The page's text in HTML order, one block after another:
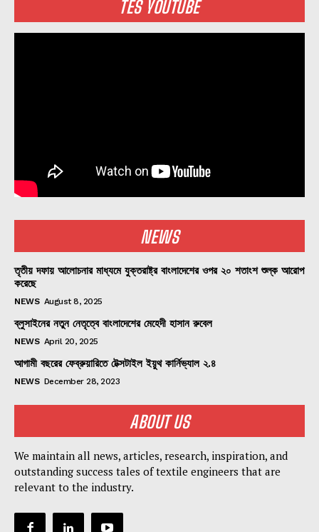
TES YOUTUBE
NEWS
তৃতীয় দফায় আলোচনার মাধ্যমে যুক্তরাষ্ট্র বাংলাদেশের ওপর ২০ শতাংশ শুল্ক আরোপ
করেছে
NEWS August 8, 2025
ব্লুসাইনের নতুন নেতৃত্বে বাংলাদেশের মেহেদী হাসান রুবেল
NEWS April 20, 2025
আগামী বছরের ফেব্রুয়ারিতে টেক্সটাইল ইয়ুথ কার্নিভ্যাল ২.৪
NEWS December 28, 2023
ABOUT US
We maintain all news, articles, research, inspiration, and
outstanding success tales of textile engineers that are
relevant to the industry.